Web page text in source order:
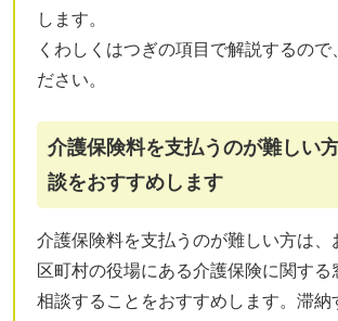
します。
くわしくはつぎの項目で解説するので
ださい。
介護保険料を支払うのが難しい
談をおすすめします
介護保険料を支払うのが難しい方は、
区町村の役場にある介護保険に関する
相談することをおすすめします。滞納